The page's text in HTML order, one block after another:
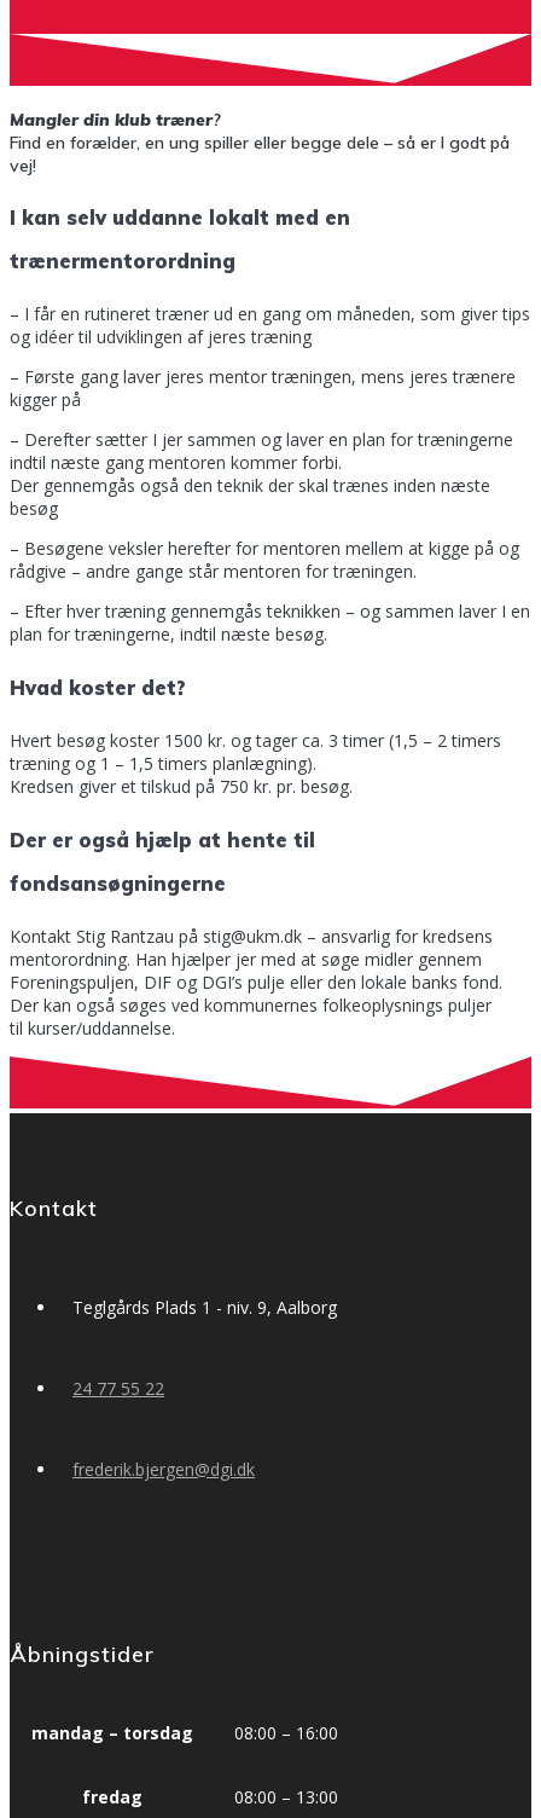
Mangler din klub træner?
Find en forælder, en ung spiller eller begge dele – så er I godt på
vej!
I kan selv uddanne lokalt med en
trænermentorordning
– I får en rutineret træner ud en gang om måneden, som giver tips
og idéer til udviklingen af jeres træning
– Første gang laver jeres mentor træningen, mens jeres trænere
kigger på
– Derefter sætter I jer sammen og laver en plan for træningerne
indtil næste gang mentoren kommer forbi.
Der gennemgås også den teknik der skal trænes inden næste
besøg
– Besøgene veksler herefter for mentoren mellem at kigge på og
rådgive – andre gange står mentoren for træningen.
– Efter hver træning gennemgås teknikken – og sammen laver I en
plan for træningerne, indtil næste besøg.
Hvad koster det?
Hvert besøg koster 1500 kr. og tager ca. 3 timer (1,5 – 2 timers
træning og 1 – 1,5 timers planlægning).
Kredsen giver et tilskud på 750 kr. pr. besøg.
Der er også hjælp at hente til
fondsansøgningerne
Kontakt Stig Rantzau på stig@ukm.dk – ansvarlig for kredsens
mentorordning. Han hjælper jer med at søge midler gennem
Foreningspuljen, DIF og DGI’s pulje eller den lokale banks fond.
Der kan også søges ved kommunernes folkeoplysnings puljer
til kurser/uddannelse.
Kontakt
Teglgårds Plads 1 - niv. 9, Aalborg
24 77 55 22
frederik.bjergen@dgi.dk
Åbningstider
mandag – torsdag 08:00 – 16:00
fredag 08:00 – 13:00